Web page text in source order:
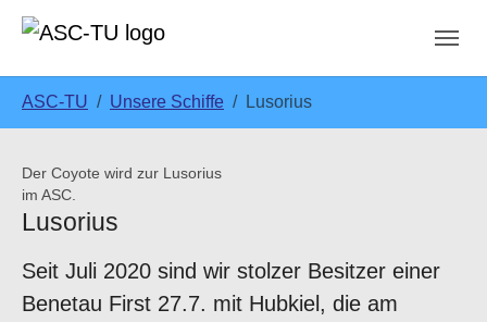
ASC-TU Unsere Schiffe Lusorius
Show larger version
Der Coyote wird zur Lusorius
im ASC.
Show larger version
Lusorius
Seit Juli 2020 sind wir stolzer Besitzer einer
Benetau First 27.7. mit Hubkiel, die am